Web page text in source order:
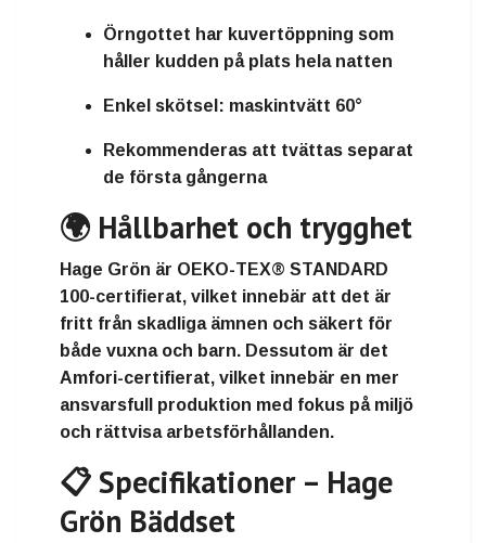
Örngottet har kuvertöppning som
håller kudden på plats hela natten
Enkel skötsel: maskintvätt 60°
Rekommenderas att tvättas separat
de första gångerna
🌍 Hållbarhet och trygghet
Hage Grön är OEKO-TEX® STANDARD
100-certifierat, vilket innebär att det är
fritt från skadliga ämnen och säkert för
både vuxna och barn. Dessutom är det
Amfori-certifierat, vilket innebär en mer
ansvarsfull produktion med fokus på miljö
och rättvisa arbetsförhållanden.
📋 Specifikationer – Hage
Grön Bäddset